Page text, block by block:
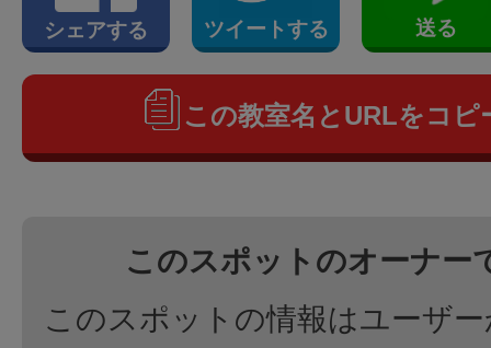
シェアする ツイートする 送る
この教室名とURLをコピ
このスポットのオーナー
このスポットの情報はユーザ